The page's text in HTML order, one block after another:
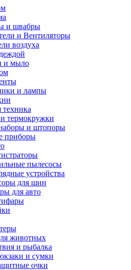
и швабры
и Вентиляторы
воздуха
и мыло
и лампы
техника
термокружки
и штопоры
приборы
пылесосы
устройства
для шин
для авто
животных
и рыбалка
и сумки
очки